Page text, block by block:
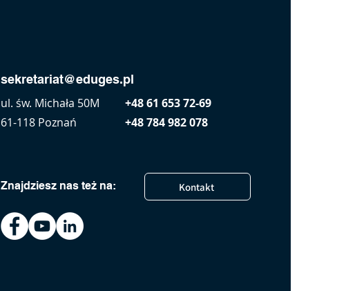
sekretariat@eduges.pl
+48 61 653 72-69
+48 784 982 078
ul. św. Michała 50M
61-118 Poznań
Znajdziesz nas też na: Kontakt